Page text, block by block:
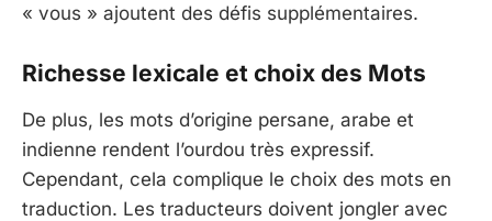
« vous » ajoutent des défis supplémentaires.
Richesse lexicale et choix des Mots
De plus, les mots d’origine persane, arabe et
indienne rendent l’ourdou très expressif.
Cependant, cela complique le choix des mots en
traduction. Les traducteurs doivent jongler avec